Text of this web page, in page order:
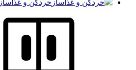
خردکن و غذاساز